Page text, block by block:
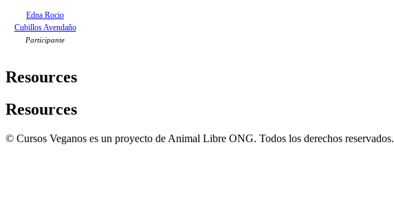
Edna Rocio
Cubillos Avendaño
Participante
Resources
Resources
© Cursos Veganos es un proyecto de Animal Libre ONG. Todos los derechos reservados.